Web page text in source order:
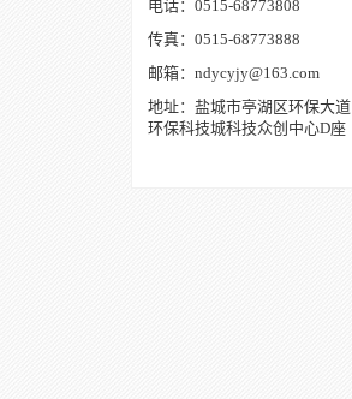
电话：0515-68773808
传真：0515-68773888
邮箱：ndycyjy@163.com
地址：盐城市亭湖区环保大道
环保科技城科技众创中心D座